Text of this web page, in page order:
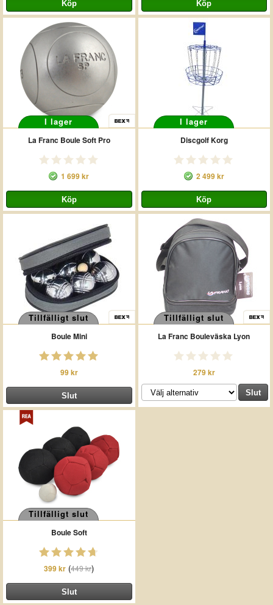
I lager
La Franc Boule Soft Pro
1 699 kr
I lager
Discgolf Korg
2 499 kr
Tillfälligt slut
Boule Mini
99 kr
Tillfälligt slut
La Franc Bouleväska Lyon
279 kr
Tillfälligt slut
Boule Soft
399 kr (449 kr)